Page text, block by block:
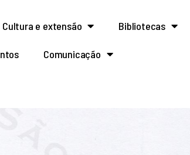
Cultura e extensão Bibliotecas
Comunicação